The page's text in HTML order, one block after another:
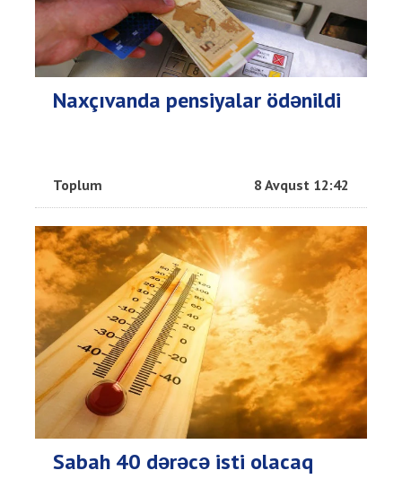
Naxçıvanda pensiyalar ödənildi
Toplum 8 Avqust 12:42
Sabah 40 dərəcə isti olacaq